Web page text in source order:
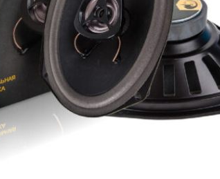
СИГНАЛИЗАЦИИ
ПОМОЩЬ ПРИ ПАРКОВКЕ
МУЗЫКАЛЬНЫЕ АКСЕССУАРЫ
АВТОУСИЛИТЕЛИ
САБВУФЕРЫ